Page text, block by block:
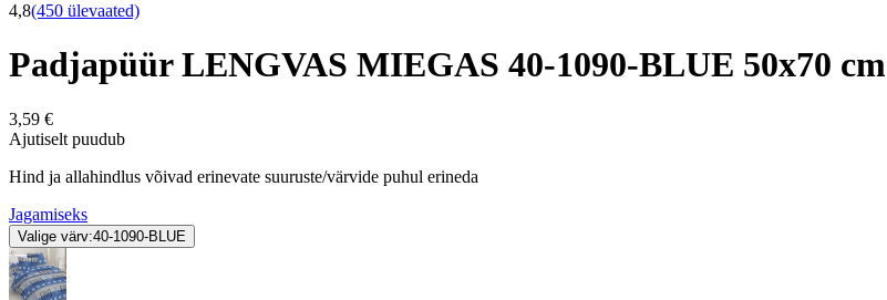
4,8(450 ülevaated)
Padjapüür LENGVAS MIEGAS 40-1090-BLUE 50x70 cm
3,59 €
Ajutiselt puudub
Hind ja allahindlus võivad erinevate suuruste/värvide puhul erineda
Jagamiseks
Valige värv:40-1090-BLUE